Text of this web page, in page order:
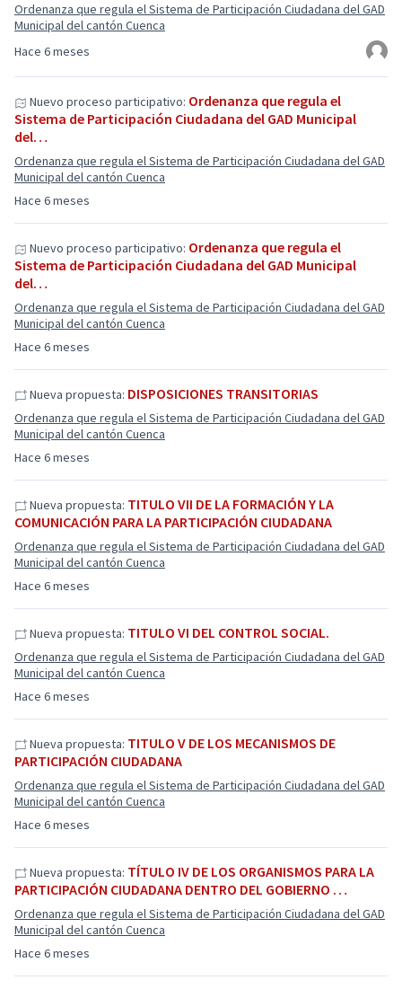
Hace 6 meses
Ordenanza que regula el Sistema de Participación Ciudadana del GAD
Municipal del cantón Cuenca
Hace 6 meses
Nuevo proceso participativo: Ordenanza que regula el
Sistema de Participación Ciudadana del GAD Municipal
del…
Ordenanza que regula el Sistema de Participación Ciudadana del GAD
Municipal del cantón Cuenca
Hace 6 meses
Nuevo proceso participativo: Ordenanza que regula el
Sistema de Participación Ciudadana del GAD Municipal
del…
Ordenanza que regula el Sistema de Participación Ciudadana del GAD
Municipal del cantón Cuenca
Hace 6 meses
Nueva propuesta: DISPOSICIONES TRANSITORIAS
Ordenanza que regula el Sistema de Participación Ciudadana del GAD
Municipal del cantón Cuenca
Hace 6 meses
Nueva propuesta: TITULO VII DE LA FORMACIÓN Y LA
COMUNICACIÓN PARA LA PARTICIPACIÓN CIUDADANA
Ordenanza que regula el Sistema de Participación Ciudadana del GAD
Municipal del cantón Cuenca
Hace 6 meses
Nueva propuesta: TITULO VI DEL CONTROL SOCIAL.
Ordenanza que regula el Sistema de Participación Ciudadana del GAD
Municipal del cantón Cuenca
Hace 6 meses
Nueva propuesta: TITULO V DE LOS MECANISMOS DE
PARTICIPACIÓN CIUDADANA
Ordenanza que regula el Sistema de Participación Ciudadana del GAD
Municipal del cantón Cuenca
Hace 6 meses
Nueva propuesta: TÍTULO IV DE LOS ORGANISMOS PARA LA
PARTICIPACIÓN CIUDADANA DENTRO DEL GOBIERNO …
Ordenanza que regula el Sistema de Participación Ciudadana del GAD
Municipal del cantón Cuenca